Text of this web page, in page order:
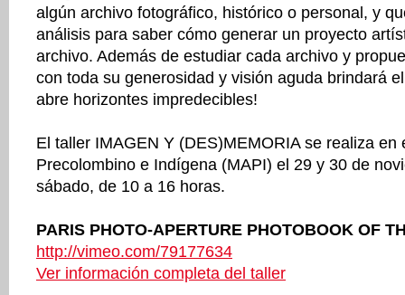
algún archivo fotográfico, histórico o personal, y
análisis para saber cómo generar un proyecto
archivo. Además de estudiar cada archivo y
con toda su generosidad y visión aguda brindará
abre horizontes impredecibles!
El taller IMAGEN Y (DES)MEMORIA se realiza en
Precolombino e Indígena (MAPI) el 29 y 30 de
sábado, de 10 a 16 horas.
PARIS PHOTO-APERTURE PHOTOBOOK OF
http://vimeo.com/79177634
Ver información completa del taller